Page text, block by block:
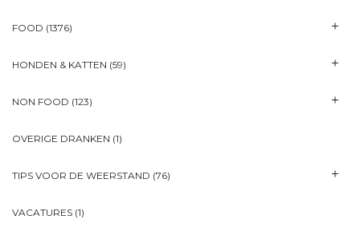
FOOD (1376)
HONDEN & KATTEN (59)
NON FOOD (123)
OVERIGE DRANKEN (1)
TIPS VOOR DE WEERSTAND (76)
VACATURES (1)